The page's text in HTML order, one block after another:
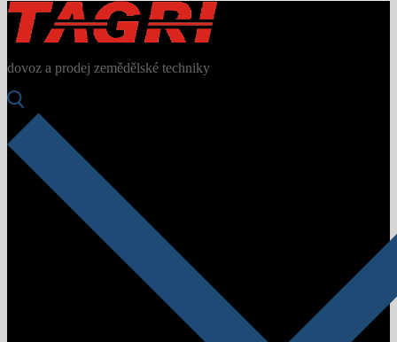
dovoz a prodej zemědělské techniky